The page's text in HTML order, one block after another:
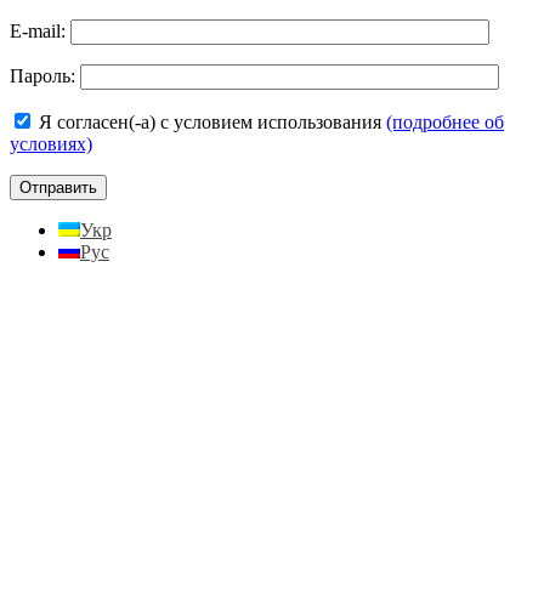
E-mail:
Пароль:
Я согласен(-а) с условием использования (подробнее об
условиях)
Укр
Рус